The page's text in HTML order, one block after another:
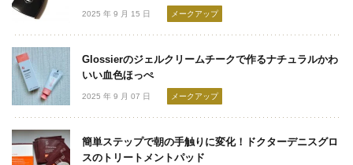
2025 年 9 月 15 日 メークアップ
Glossierのジェルクリームチークで作るナチュラルかわ
いい血色ほっぺ
2025 年 9 月 07 日 メークアップ
簡単ステップで朝の手触りに変化！ドクターデニスグロ
スのトリートメントパッド